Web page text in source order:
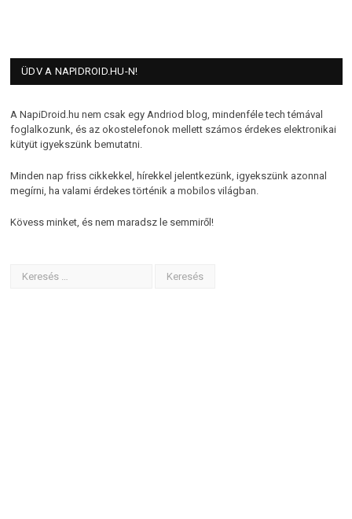
ÜDV A NAPIDROID.HU-N!
A NapiDroid.hu nem csak egy Andriod blog, mindenféle tech témával
foglalkozunk, és az okostelefonok mellett számos érdekes elektronikai
kütyüt igyekszünk bemutatni.
Minden nap friss cikkekkel, hírekkel jelentkezünk, igyekszünk azonnal
megírni, ha valami érdekes történik a mobilos világban.
Kövess minket, és nem maradsz le semmiről!